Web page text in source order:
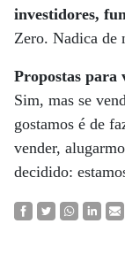
investidores,
Zero. Nadica de
Propostas para
Sim, mas se
gostamos é de
vender,
decidido: